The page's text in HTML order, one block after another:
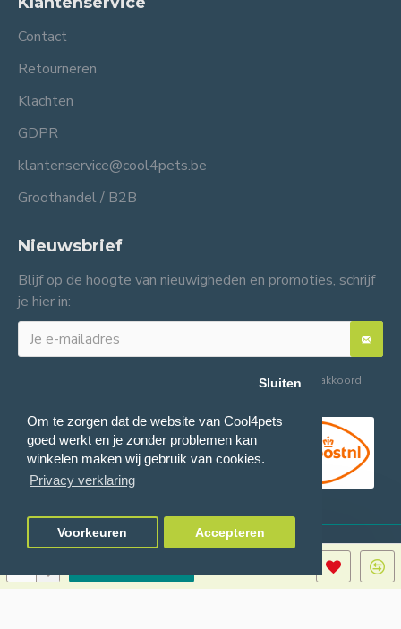
Om te zorgen dat de website van Cool4pets
goed werkt en je zonder problemen kan
winkelen maken wij gebruik van cookies.
Privacy verklaring
Sluiten
Voorkeuren Accepteren
Contact
Retourneren
Klachten
GDPR
klantenservice@cool4pets.be
Groothandel / B2B
Nieuwsbrief
Blijf op de hoogte van nieuwigheden en promoties, schrijf
je hier in:
gelezen en ga hiermee akkoord.
© 2024 Cool4pets BV, alle rechten voorbehouden. Ondernemingsnummer: